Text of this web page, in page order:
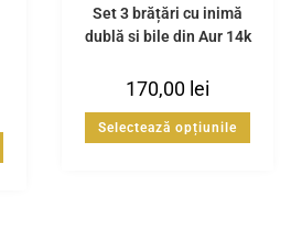
Set 3 brățări cu inimă
dublă și bile din Aur 14k
170,00 lei
Selectează opțiunile